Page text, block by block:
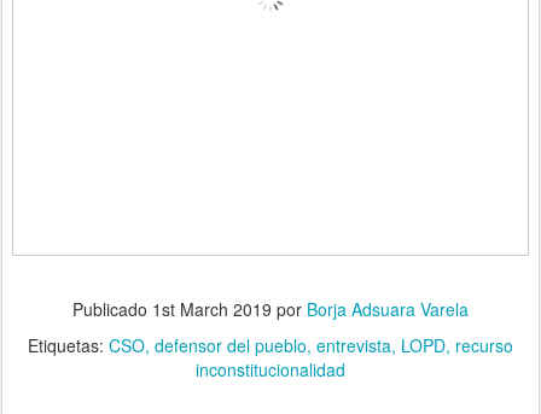
Publicado 1st March 2019 por Borja Adsuara Varela
Etiquetas: CSO defensor del pueblo entrevista LOPD recurso
inconstitucionalidad